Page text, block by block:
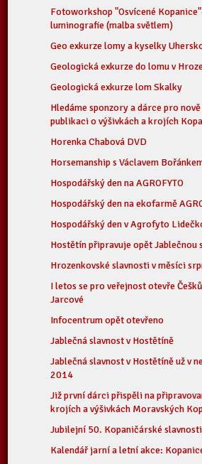
Fotoworkshop "Osvícené
luminografie (malba světlem)
Geo exkurze lomy a kyselky
Geologická exkurze do lomu v
Geologická exkurze lom Skalky
Hledáme sponzory a dárce pro
publikaci o výšivkách a krojích
Horenka Chabová DVD
Horsemanship s Václavem
Hospodářský den na AGROFYTO
Hospodářský den na ekofarmě
Hospodářský den v Agrofyto
Hostětín připravuje opět Jablečnou
Hrozenkovské slavnosti v měsíci
I letos se pro veřejnost otevře
Jarcové
Infocentrum opět otevřeno
Jablečná slavnost v Hostětíně
Jablečná slavnost v Hostětíně už v
2014
Již první dárci přispěli na
krojích a výšivkách Moravských
Jubilejní 50. Kopaničárské slavnosti
Kalendář jarní a letní akce: